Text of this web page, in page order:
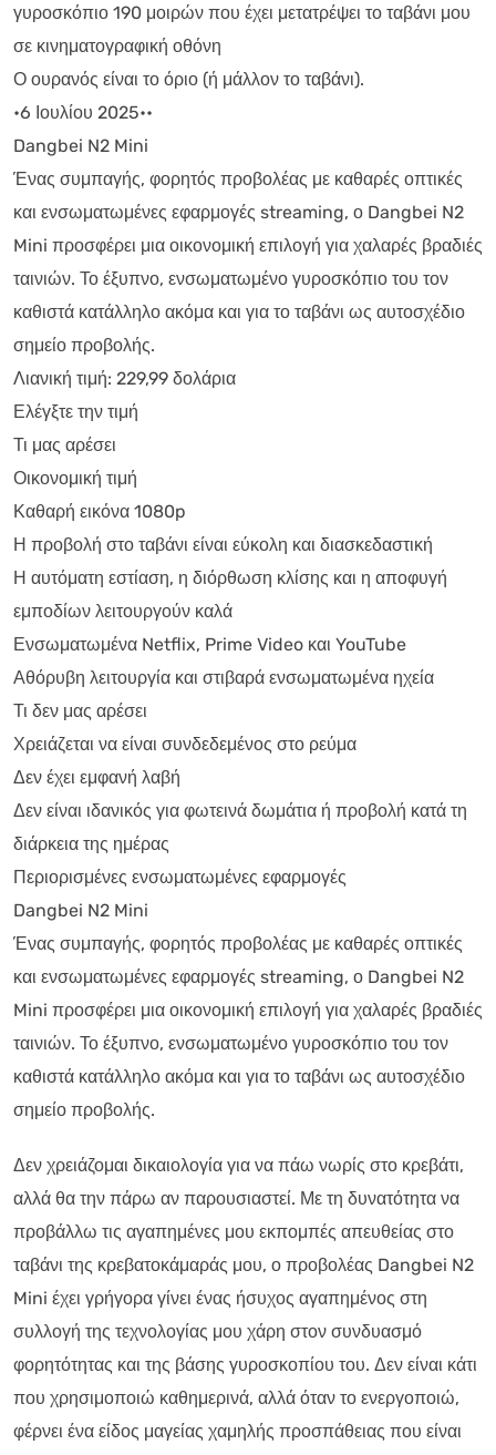
γυροσκόπιο 190 μοιρών που έχει μετατρέψει το ταβάνι μου
σε κινηματογραφική οθόνη
Ο ουρανός είναι το όριο (ή μάλλον το ταβάνι).
•6 Ιουλίου 2025••
Dangbei N2 Mini
Ένας συμπαγής, φορητός προβολέας με καθαρές οπτικές
και ενσωματωμένες εφαρμογές streaming, ο Dangbei N2
Mini προσφέρει μια οικονομική επιλογή για χαλαρές βραδιές
ταινιών. Το έξυπνο, ενσωματωμένο γυροσκόπιο του τον
καθιστά κατάλληλο ακόμα και για το ταβάνι ως αυτοσχέδιο
σημείο προβολής.
Λιανική τιμή: 229,99 δολάρια
Ελέγξτε την τιμή
Τι μας αρέσει
Οικονομική τιμή
Καθαρή εικόνα 1080p
Η προβολή στο ταβάνι είναι εύκολη και διασκεδαστική
Η αυτόματη εστίαση, η διόρθωση κλίσης και η αποφυγή
εμποδίων λειτουργούν καλά
Ενσωματωμένα Netflix, Prime Video και YouTube
Αθόρυβη λειτουργία και στιβαρά ενσωματωμένα ηχεία
Τι δεν μας αρέσει
Χρειάζεται να είναι συνδεδεμένος στο ρεύμα
Δεν έχει εμφανή λαβή
Δεν είναι ιδανικός για φωτεινά δωμάτια ή προβολή κατά τη
διάρκεια της ημέρας
Περιορισμένες ενσωματωμένες εφαρμογές
Dangbei N2 Mini
Ένας συμπαγής, φορητός προβολέας με καθαρές οπτικές
και ενσωματωμένες εφαρμογές streaming, ο Dangbei N2
Mini προσφέρει μια οικονομική επιλογή για χαλαρές βραδιές
ταινιών. Το έξυπνο, ενσωματωμένο γυροσκόπιο του τον
καθιστά κατάλληλο ακόμα και για το ταβάνι ως αυτοσχέδιο
σημείο προβολής.
Δεν χρειάζομαι δικαιολογία για να πάω νωρίς στο κρεβάτι,
αλλά θα την πάρω αν παρουσιαστεί. Με τη δυνατότητα να
προβάλλω τις αγαπημένες μου εκπομπές απευθείας στο
ταβάνι της κρεβατοκάμαράς μου, ο προβολέας Dangbei N2
Mini έχει γρήγορα γίνει ένας ήσυχος αγαπημένος στη
συλλογή της τεχνολογίας μου χάρη στον συνδυασμό
φορητότητας και της βάσης γυροσκοπίου του. Δεν είναι κάτι
που χρησιμοποιώ καθημερινά, αλλά όταν το ενεργοποιώ,
φέρνει ένα είδος μαγείας χαμηλής προσπάθειας που είναι